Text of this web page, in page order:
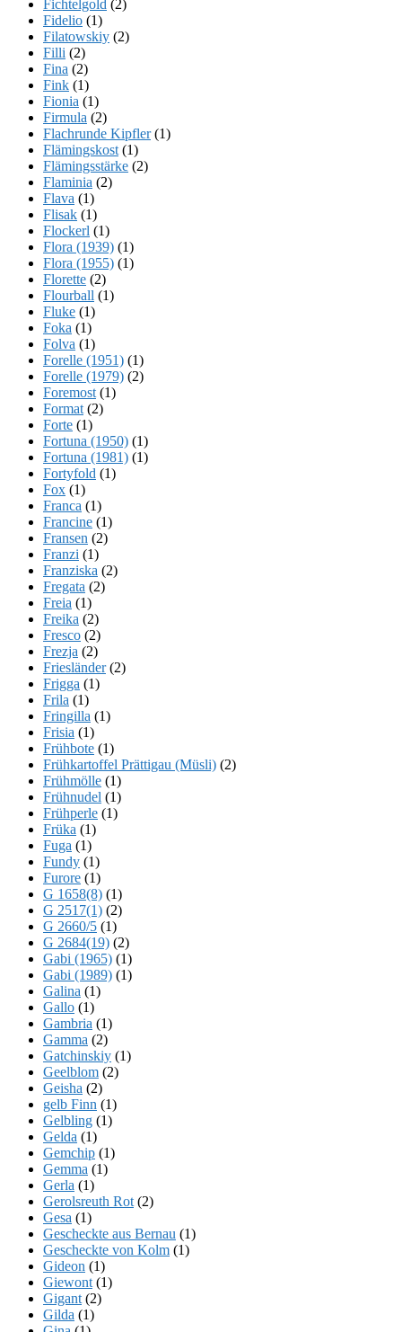
Fichtelgold (2)
Fidelio (1)
Filatowskiy (2)
Filli (2)
Fina (2)
Fink (1)
Fionia (1)
Firmula (2)
Flachrunde Kipfler(1)
Flämingskost (1)
Flämingsstärke (2)
Flaminia (2)
Flava (1)
Flisak (1)
Flockerl (1)
Flora (1939) (1)
Flora (1955) (1)
Florette (2)
Flourball (1)
Fluke (1)
Foka (1)
Folva (1)
Forelle (1951) (1)
Forelle (1979) (2)
Foremost (1)
Format (2)
Forte (1)
Fortuna (1950) (1)
Fortuna (1981) (1)
Fortyfold (1)
Fox (1)
Franca (1)
Francine (1)
Fransen (2)
Franzi (1)
Franziska (2)
Fregata (2)
Freia (1)
Freika (2)
Fresco (2)
Frezja (2)
Friesländer(2)
Frigga (1)
Frila (1)
Fringilla (1)
Frisia (1)
Frühbote (1)
Frühkartoffel Prättigau (Müsli) (2)
Frühmölle (1)
Frühnudel (1)
Frühperle (1)
Früka (1)
Fuga (1)
Fundy (1)
Furore (1)
G 1658(8) (1)
G 2517(1) (2)
G 2660/5 (1)
G 2684(19) (2)
Gabi (1965) (1)
Gabi (1989) (1)
Galina (1)
Gallo (1)
Gambria (1)
Gamma (2)
Gatchinskiy (1)
Geelblom (2)
Geisha (2)
gelb Finn (1)
Gelbling (1)
Gelda (1)
Gemchip (1)
Gemma (1)
Gerla (1)
Gerolsreuth Rot (2)
Gesa (1)
Gescheckte aus Bernau (1)
Gescheckte von Kolm (1)
Gideon (1)
Giewont (1)
Gigant (2)
Gilda (1)